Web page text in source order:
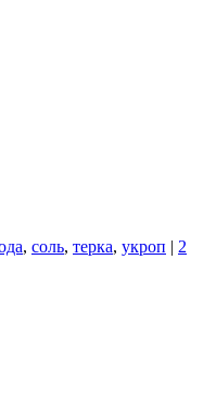
, соль, терка, укроп | 2